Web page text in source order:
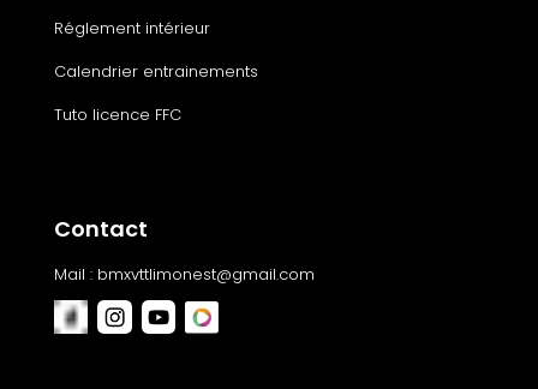
Réglement intérieur
Calendrier entrainements
Tuto licence FFC
Contact
Mail : bmxvttlimonest@gmail.com